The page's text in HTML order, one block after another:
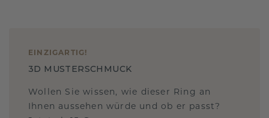
EINZIGARTIG !
3D MUSTERSCHMUCK
Wollen Sie wissen, wie dieser Ring an
Ihnen aussehen würde und ob er passt?